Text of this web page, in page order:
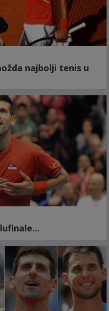
najbolji tenis u